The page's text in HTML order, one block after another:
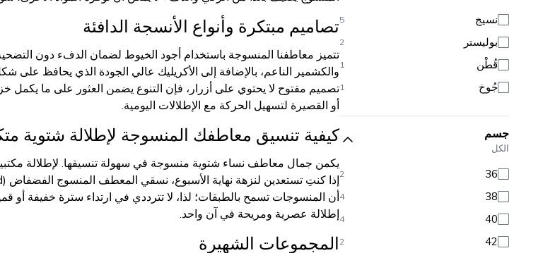
نسيج 5
بوليستر 2
قُطْن 1
جُوخ 1
جسم
الكل
36
2
38
4
40
4
42
2
تصاميم مبتكرة وأنواع الأنسجة الدافئة
تتميز معاطفنا المنسوجة باستخدام أجود الخيوط لضمان الدفء دون
والكشمير الناعم، بالإضافة إلى الأكريليك عالي الجودة الذي يحافظ
تصميم مفتوح لا يحتوي على أزرار، فإن التنوع يضمن العثور على ما يكمل
أو القصيرة لتسهيل الحركة مع الإطلالات اليومية.
كيفية تنسيق معاطفك المنسوجة لإطلالة شتوية
يكمن جمال معاطف نساء شتوية منسوجة في سهولة تنسيقها. لإطلالة
أن المنسوجات تسمح بالطبقات؛ لذا، لا تترددي في ارتداء سترة خفيفة
إطلالة عصرية ومريحة في آن واحد.
المجموعات الشهيرة